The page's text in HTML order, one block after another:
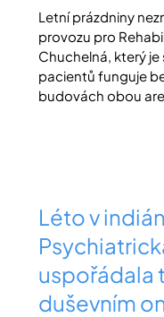
Letní prázdniny
provozu pro
Chuchelná, který
pacientů funguje
budovách obou
Léto v
uspořádala
duševním